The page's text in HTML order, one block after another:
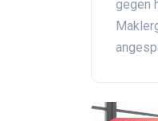
gegen